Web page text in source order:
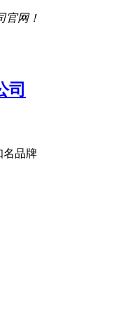
官网！
名品牌